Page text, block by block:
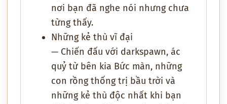
nơi bạn đã nghe nói nhưng chưa
từng thấy.
Những kẻ thù vĩ đại
— Chiến đấu với darkspawn, ác
quỷ từ bên kia Bức màn, những
con rồng thống trị bầu trời và
những kẻ thù độc nhất khi bạn